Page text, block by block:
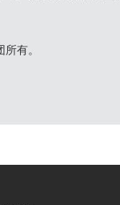
有。